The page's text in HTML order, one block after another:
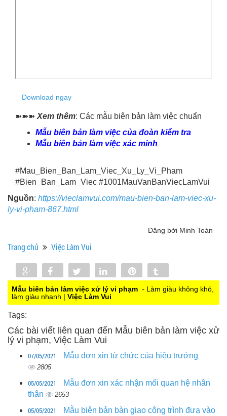
Download ngay
➽➽➽ Xem thêm: Các mẫu biên bản làm việc chuẩn
Mẫu biên bản làm việc của đoàn kiểm tra
Mẫu biên bản làm việc xác minh
#Mau_Bien_Ban_Lam_Viec_Xu_Ly_Vi_Pham
#Bien_Ban_Lam_Viec #1001MauVanBanViecLamVui
Nguồn: https://vieclamvui.com/mau-bien-ban-lam-viec-xu-
ly-vi-pham-867.html
Đăng bởi Minh Toàn
Trang chủ Việc Làm Vui
Share Share Tweet Share
0
Mẫu biên bản làm việc xử lý vi phạm - Làm giàu không khó,
làm giàu nhanh | Việc Làm Vui
Tags:
Các bài viết liên quan đến Mẫu biên bản làm việc xử
lý vi phạm, Việc Làm Vui
07/05/2021 Mẫu đơn xin từ chức của hiệu trưởng
2805
05/05/2021
Mẫu đơn xin xác nhận mối quan hệ nhân
thân
2653
05/05/2021
Mẫu biên bản bàn giao công trình đưa vào